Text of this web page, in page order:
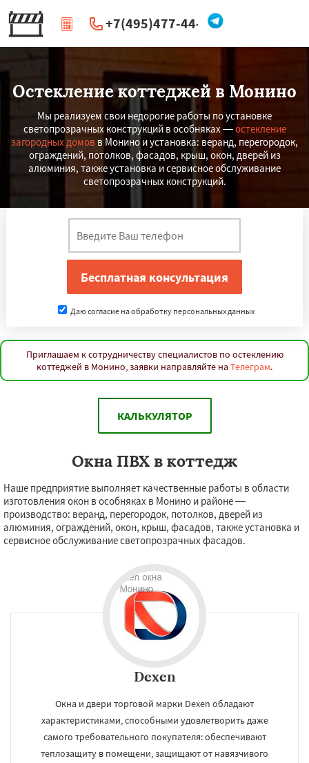
+7(495)477-44-66
| Перезвоните мне
Остекление коттеджей в Монино
Мы реализуем свои недорогие работы по установке
светопрозрачных конструкций в особняках —остекление
загородных домов в Монино и установка: веранд, перегородок,
ограждений, потолков, фасадов, крыш, окон, дверей из
алюминия, также установка и сервисное обслуживание
светопрозрачных конструкций.
Даю согласие на обработку персональных данных
Приглашаем к сотрудничеству специалистов по остеклению
коттеджей в Монино, заявки направляйте на Телеграм.
КАЛЬКУЛЯТОР
Окна ПВХ в коттедж
Наше предприятие выполняет качественные работы в области
изготовления окон в особняках в Монино и районе —
производство: веранд, перегородок, потолков, дверей из
алюминия, ограждений, окон, крыш, фасадов, также установка и
сервисное обслуживание светопрозрачных фасадов.
Dexen
Окна и двери торговой марки Dexen обладают
характеристиками, способными удовлетворить даже
самого требовательного покупателя: обеспечивают
теплозащиту в помещени, защищают от навязчивого